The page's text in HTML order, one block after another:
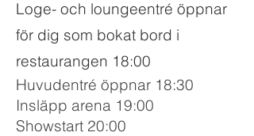
Loge- och loungeentré öppnar
för dig som bokat bord i
restaurangen 18:00
Huvudentré öppnar 18:30
Insläpp arena 19:00
Showstart 20:00